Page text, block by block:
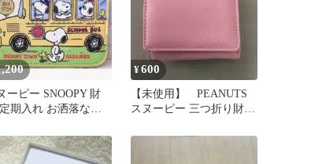
ーピー SNOOPY 財
期入れ お洒落なデ
¥600
【未使用】 PEANUTS
スヌーピー 三つ折り財布